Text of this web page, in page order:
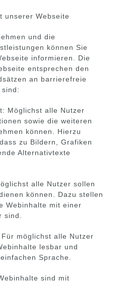
unserer Webseite
und die
können Sie
informieren. Die
entsprechen den
an barrierefreie
Möglichst alle Nutzer
sowie die weiteren
können. Hierzu
zu Bildern, Grafiken
Alternativtexte
alle Nutzer sollen
können. Dazu stellen
Webinhalte mit einer
sind.
möglichst alle Nutzer
lesbar und
Sprache.
sind mit